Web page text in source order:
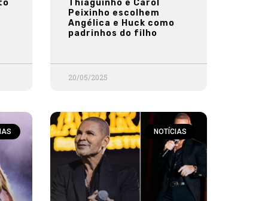
Thiaguinho e Carol
Peixinho escolhem
Angélica e Huck como
padrinhos do filho
20/05/2025
NOTÍCIAS